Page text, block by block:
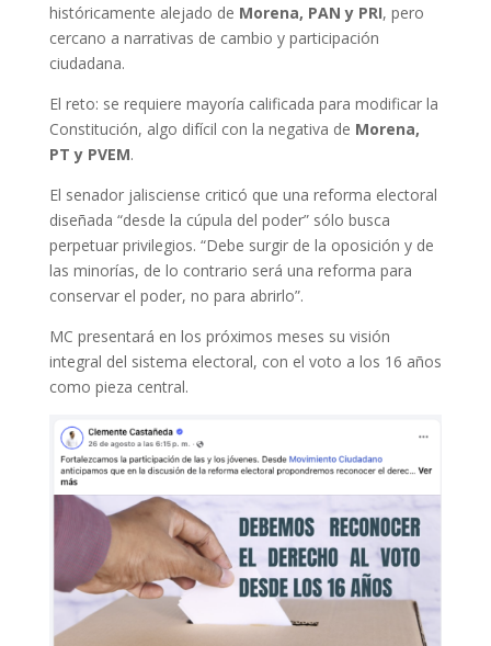
históricamente alejado de Morena, PAN y PRI, pero
cercano a narrativas de cambio y participación
ciudadana.
El reto: se requiere mayoría calificada para modificar la
Constitución, algo difícil con la negativa de Morena,
PT y PVEM.
El senador jalisciense criticó que una reforma electoral
diseñada “desde la cúpula del poder” sólo busca
perpetuar privilegios. “Debe surgir de la oposición y de
las minorías, de lo contrario será una reforma para
conservar el poder, no para abrirlo”.
MC presentará en los próximos meses su visión
integral del sistema electoral, con el voto a los 16 años
como pieza central.